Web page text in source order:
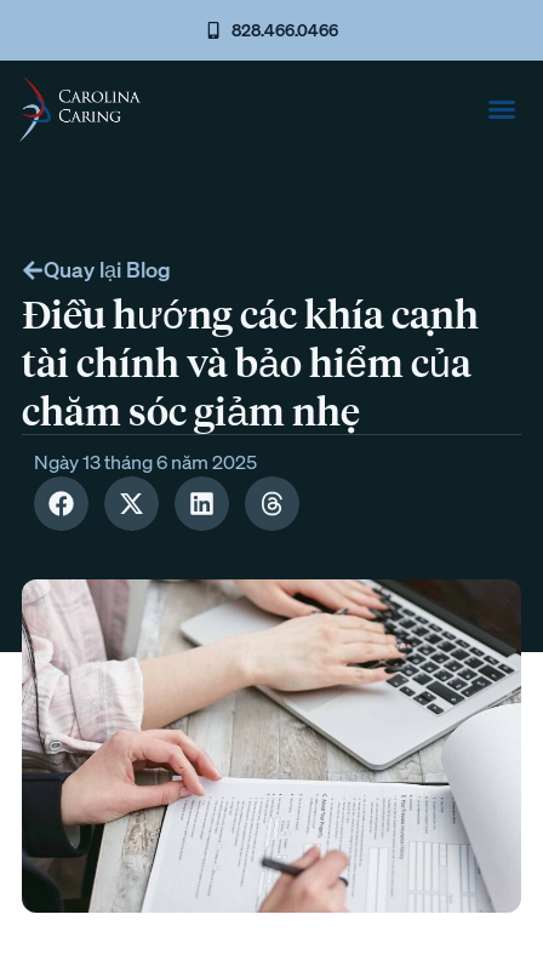
828.466.0466
Quay lại Blog
Điều hướng các khía cạnh
tài chính và bảo hiểm của
chăm sóc giảm nhẹ
Ngày 13 tháng 6 năm 2025